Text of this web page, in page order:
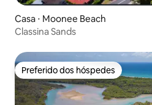
Casa ⋅ Moonee Beach
Classina Sands
Preferido dos hóspedes
Preferido dos hóspedes